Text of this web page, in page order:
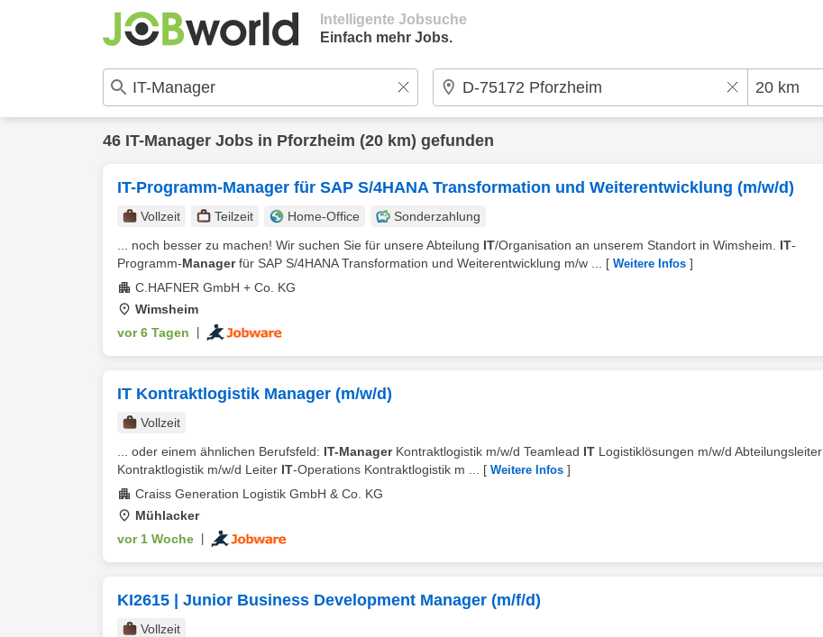
Intelligente Jobsuche
Einfach mehr Jobs.
46 IT-Manager Jobs in Pforzheim (20 km) gefunden
IT-Programm-Manager für SAP S/4HANA Transformation und Weiterentwicklung (m/w/d)
Vollzeit Teilzeit Home-Office
Sonderzahlung
... noch besser zu machen! Wir suchen Sie für unsere Abteilung IT/Organisation an unserem Standort in Wimsheim. IT-
Programm-Managerfür SAP S/4HANA Transformation und Weiterentwicklung m/w ... [ Weitere Infos ]
C.HAFNER GmbH + Co. KG
Wimsheim
vor 6 Tagen
IT Kontraktlogistik Manager (m/w/d)
Vollzeit
... oder einem ähnlichen Berufsfeld: IT-ManagerKontraktlogistik m/w/d Teamlead IT Logistiklösungen m/w/d Abteilungsleiter
Kontraktlogistik m/w/d Leiter IT-Operations Kontraktlogistik m ... [ Weitere Infos ]
Craiss Generation Logistik GmbH & Co. KG
Mühlacker
vor 1 Woche
KI2615 | Junior Business Development Manager (m/f/d)
Vollzeit